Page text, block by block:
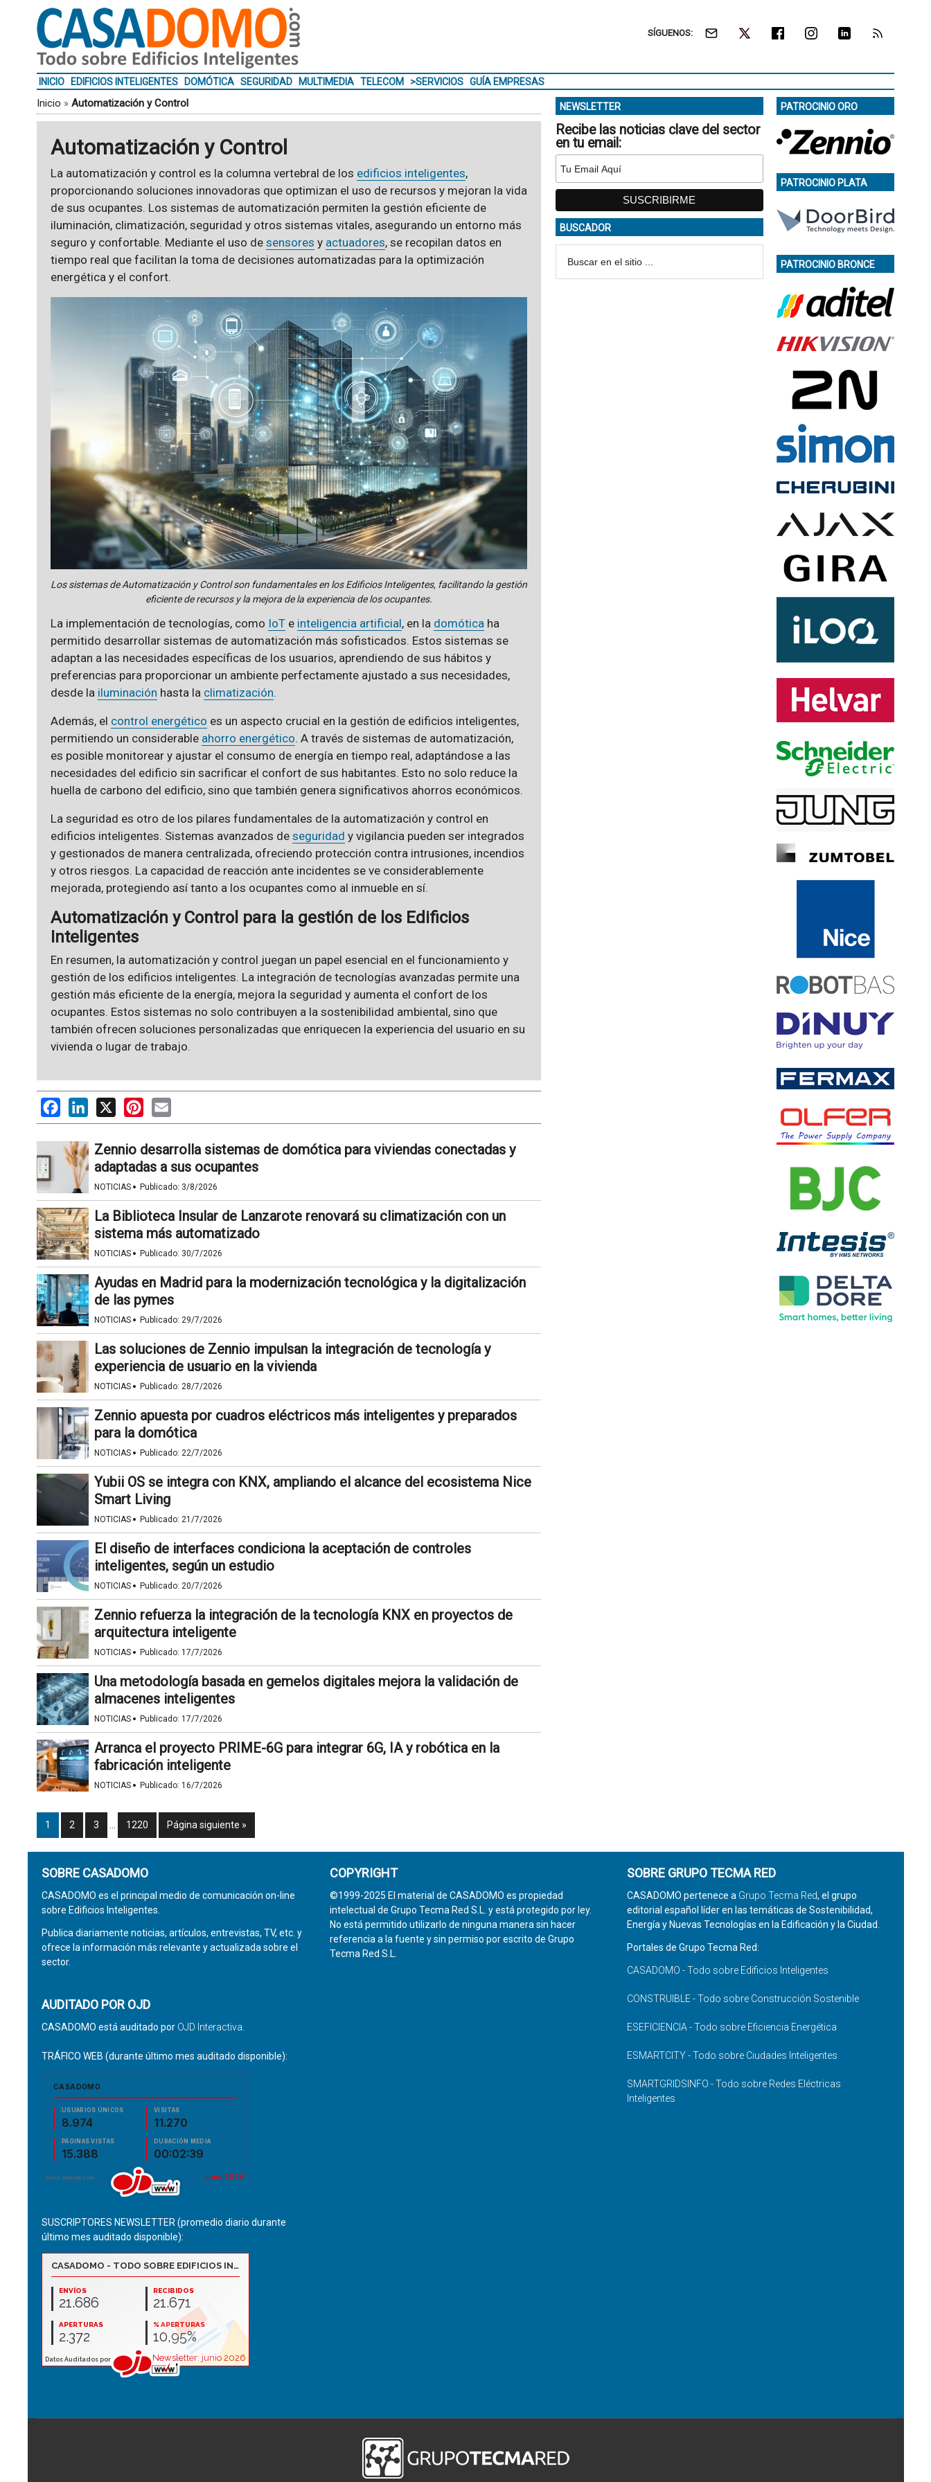
SÍGUENOS:
INICIO EDIFICIOS INTELIGENTES DOMÓTICA SEGURIDAD MULTIMEDIA TELECOM >SERVICIOS GUÍA EMPRESAS
Inicio » Automatización y Control
Automatización y Control
La automatización y control es la columna vertebral de los edificios inteligentes,
proporcionando soluciones innovadoras que optimizan el uso de recursos y mejoran la vida
de sus ocupantes. Los sistemas de automatización permiten la gestión eficiente de
iluminación, climatización, seguridad y otros sistemas vitales, asegurando un entorno más
seguro y confortable. Mediante el uso de sensores y actuadores, se recopilan datos en
tiempo real que facilitan la toma de decisiones automatizadas para la optimización
energética y el confort.
Los sistemas de Automatización y Control son fundamentales en los Edificios Inteligentes, facilitando la gestión
eficiente de recursos y la mejora de la experiencia de los ocupantes.
La implementación de tecnologías, como IoTe inteligencia artificial, en la domóticaha
permitido desarrollar sistemas de automatización más sofisticados. Estos sistemas se
adaptan a las necesidades específicas de los usuarios, aprendiendo de sus hábitos y
preferencias para proporcionar un ambiente perfectamente ajustado a sus necesidades,
desde la iluminación hasta la climatización.
Además, el control energético es un aspecto crucial en la gestión de edificios inteligentes,
permitiendo un considerable ahorro energético. A través de sistemas de automatización,
es posible monitorear y ajustar el consumo de energía en tiempo real, adaptándose a las
necesidades del edificio sin sacrificar el confort de sus habitantes. Esto no solo reduce la
huella de carbono del edificio, sino que también genera significativos ahorros económicos.
La seguridad es otro de los pilares fundamentales de la automatización y control en
edificios inteligentes. Sistemas avanzados de seguridad y vigilancia pueden ser integrados
y gestionados de manera centralizada, ofreciendo protección contra intrusiones, incendios
y otros riesgos. La capacidad de reacción ante incidentes se ve considerablemente
mejorada, protegiendo así tanto a los ocupantes como al inmueble en sí.
Automatización y Control para la gestión de los Edificios
Inteligentes
En resumen, la automatización y control juegan un papel esencial en el funcionamiento y
gestión de los edificios inteligentes. La integración de tecnologías avanzadas permite una
gestión más eficiente de la energía, mejora la seguridad y aumenta el confort de los
ocupantes. Estos sistemas no solo contribuyen a la sostenibilidad ambiental, sino que
también ofrecen soluciones personalizadas que enriquecen la experiencia del usuario en su
vivienda o lugar de trabajo.
FacebookLinkedIn
X PinterestEmail
Zennio desarrolla sistemas de domótica para viviendas conectadas y
adaptadas a sus ocupantes
NOTICIAS · Publicado: 3/8/2026
La Biblioteca Insular de Lanzarote renovará su climatización con un
sistema más automatizado
NOTICIAS · Publicado: 30/7/2026
Ayudas en Madrid para la modernización tecnológica y la digitalización
de las pymes
NOTICIAS · Publicado: 29/7/2026
Las soluciones de Zennio impulsan la integración de tecnología y
experiencia de usuario en la vivienda
NOTICIAS · Publicado: 28/7/2026
Zennio apuesta por cuadros eléctricos más inteligentes y preparados
para la domótica
NOTICIAS · Publicado: 22/7/2026
Yubii OS se integra con KNX, ampliando el alcance del ecosistema Nice
Smart Living
NOTICIAS · Publicado: 21/7/2026
El diseño de interfaces condiciona la aceptación de controles
inteligentes, según un estudio
NOTICIAS · Publicado: 20/7/2026
Zennio refuerza la integración de la tecnología KNX en proyectos de
arquitectura inteligente
NOTICIAS · Publicado: 17/7/2026
Una metodología basada en gemelos digitales mejora la validación de
almacenes inteligentes
NOTICIAS · Publicado: 17/7/2026
Arranca el proyecto PRIME-6G para integrar 6G, IA y robótica en la
fabricación inteligente
NOTICIAS · Publicado: 16/7/2026
1 2 3 1220 Página siguiente »
NEWSLETTER
Recibe las noticias clave del sector
en tu email:
BUSCADOR
PATROCINIO ORO
PATROCINIO PLATA
PATROCINIO BRONCE
SOBRE CASADOMO
CASADOMO es el principal medio de comunicación on-line
sobre Edificios Inteligentes.
Publica diariamente noticias, artículos, entrevistas, TV, etc. y
ofrece la información más relevante y actualizada sobre el
sector.
AUDITADO POR OJD
CASADOMO está auditado por OJD Interactiva
TRÁFICO WEB (durante último mes auditado disponible):
SUSCRIPTORES NEWSLETTER (promedio diario durante
último mes auditado disponible):
COPYRIGHT
©1999-2025 El material de CASADOMO es propiedad
intelectual de Grupo Tecma Red S.L. y está protegido por ley.
No está permitido utilizarlo de ninguna manera sin hacer
referencia a la fuente y sin permiso por escrito de Grupo
Tecma Red S.L.
SOBRE GRUPO TECMA RED
CASADOMO pertenece a Grupo Tecma Red, el grupo
editorial español líder en las temáticas de Sostenibilidad,
Energía y Nuevas Tecnologías en la Edificación y la Ciudad.
Portales de Grupo Tecma Red:
CASADOMO - Todo sobre Edificios Inteligentes
CONSTRUIBLE - Todo sobre Construcción Sostenible
ESEFICIENCIA - Todo sobre Eficiencia Energética
ESMARTCITY - Todo sobre Ciudades Inteligentes
SMARTGRIDSINFO - Todo sobre Redes Eléctricas
Inteligentes